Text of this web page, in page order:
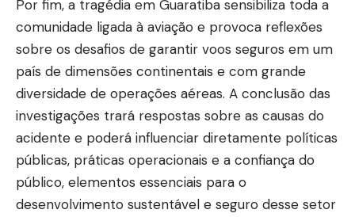
Por fim, a tragédia em Guaratiba sensibiliza toda a
comunidade ligada à aviação e provoca reflexões
sobre os desafios de garantir voos seguros em um
país de dimensões continentais e com grande
diversidade de operações aéreas. A conclusão das
investigações trará respostas sobre as causas do
acidente e poderá influenciar diretamente políticas
públicas, práticas operacionais e a confiança do
público, elementos essenciais para o
desenvolvimento sustentável e seguro desse setor